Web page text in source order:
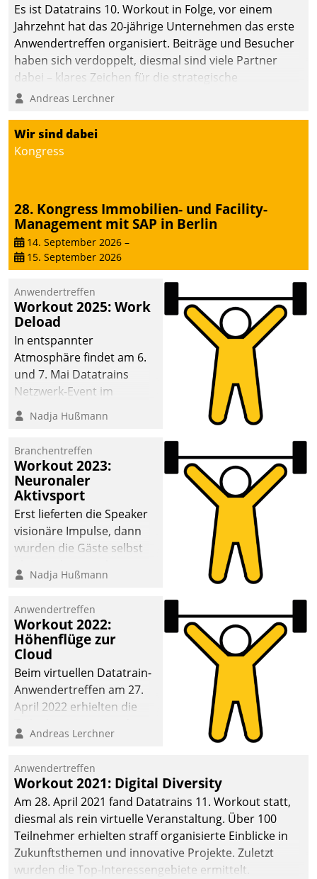
Es ist Datatrains 10. Workout in Folge, vor einem
Jahrzehnt hat das 20-jährige Unternehmen das erste
Anwendertreffen organisiert. Beiträge und Besucher
haben sich verdoppelt, diesmal sind viele Partner
dabei – klares Zeichen für die strategische
Fokussierung auf den Kunden.
Andreas Lerchner
Wir sind dabei
Kongress
28. Kongress Immobilien- und Facility-
Management mit SAP in Berlin
14. September 2026 –
15. September 2026
Anwendertreffen
Workout 2025: Work
Deload
In entspannter
Atmosphäre findet am 6.
und 7. Mai Datatrains
Netzwerk-Event im
Kunden- und Partnerkreis
statt. Zentrale Frage: Wie
Mammutprojekte
meistern und Workloads
wuppen – bei zunehmend
anspruchsvollen
Aufgaben und
abnehmendem
Nadja Hußmann
Branchentreffen
Workout 2023:
Neuronaler
Aktivsport
Erst lieferten die Speaker
visionäre Impulse, dann
wurden die Gäste selbst
methodisch
Quartier. Dazwischen
zeigte Datatrain, was es
Neues zu bieten hat.
Nadja Hußmann
Anwendertreffen
Workout 2022:
Höhenflüge zur
Cloud
Beim virtuellen Datatrain-
Anwendertreffen am 27.
April 2022 erhielten die
Teilnehmer kurzweilige
Cloud-Strategien und -
Lösungen mit hohem
Zukunftspotenzial.
Andreas Lerchner
Anwendertreffen
Workout 2021: Digital Diversity
Am 28. April 2021 fand Datatrains 11. Workout statt,
diesmal als rein virtuelle Veranstaltung. Über 100
Teilnehmer erhielten straff organisierte Einblicke in
Zukunftsthemen und innovative Projekte. Zuletzt
wurden die Top-Interessengebiete ermittelt.